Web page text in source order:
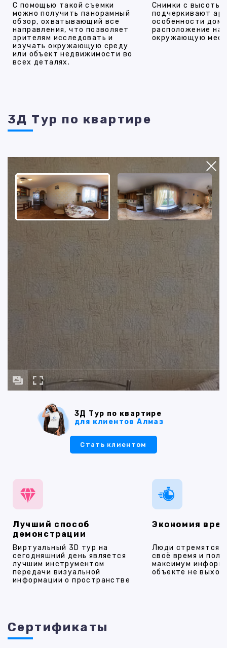
С помощью такой съемки
можно получить панорамный
обзор, охватывающий все
направления, что позволяет
зрителям исследовать и
изучать окружающую среду
или объект недвижимости во
всех деталях.
Снимки с высоты
подчеркивают
особенности
расположение на
окружающую
3Д Тур по квартире
3Д Тур по квартире
для клиентов Алмаз
Стать клиентом
Лучший способ
демонстрации
Виртуальный 3D тур на
сегодняшний день является
лучшим инструментом
передачи визуальной
информации о пространстве
Экономия
Люди стремятся
своё время и
максимум
объекте не
Cертификаты